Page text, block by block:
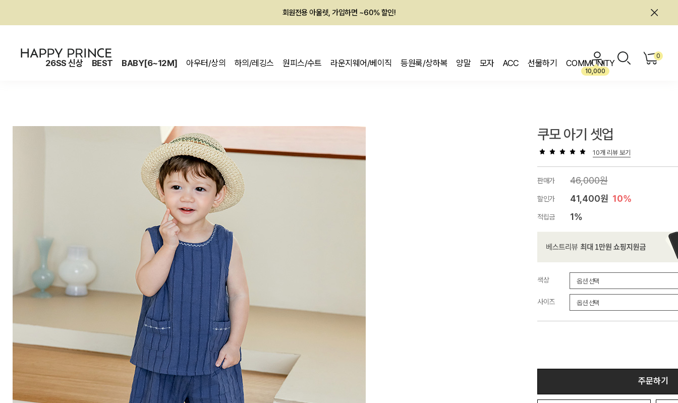
회원전용 아울렛, 가입하면 ~60% 할인!
26SS 신상 BEST BABY[6~12M] 아우터/상의 하의/레깅스 원피스/수트 라운지웨어/베이직 등원룩/상하복 양말 모자 ACC 선물하기 COMMUNITY
10,000
0
쿠모 아기 셋업
10개 리뷰 보기
판매가 46,000원
할인가 41,400원 10%
적립금 1%
색상
사이즈
주문하기